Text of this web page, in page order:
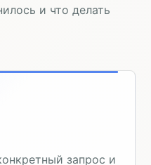
и что делать
запрос и